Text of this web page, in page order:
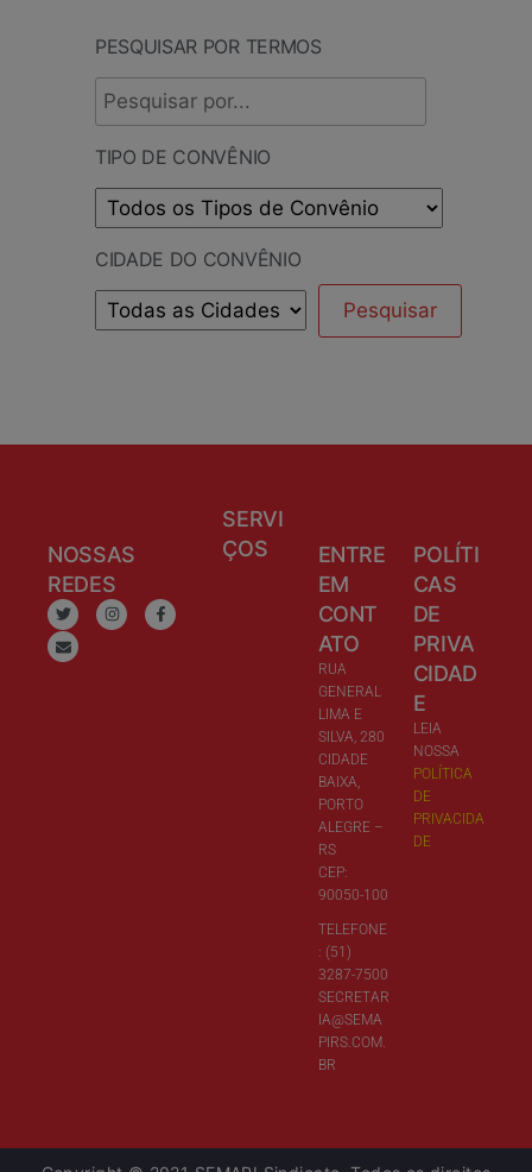
PESQUISAR POR TERMOS
TIPO DE CONVÊNIO
CIDADE DO CONVÊNIO
NOSSAS
REDES
SERVI
ÇOS
ENTRE
EM
CONT
ATO
RUA
GENERAL
LIMA E
SILVA, 280
CIDADE
BAIXA,
PORTO
ALEGRE –
RS
CEP:
90050-100
TELEFONE
: (51)
3287-7500
SECRETAR
IA@SEMA
PIRS.COM.
BR
POLÍTI
CAS
DE
PRIVA
CIDAD
E
LEIA
NOSSA
POLÍTICA
DE
PRIVACIDA
DE